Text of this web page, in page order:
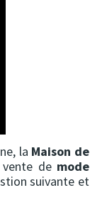
la Maison de
vente de mode
suivante et